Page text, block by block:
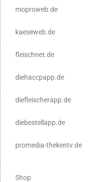
moproweb.de
kaeseweb.de
fleischnet.de
diehaccpapp.de
diefleischerapp.de
diebestellapp.de
promedia-thekentv.de
Shop